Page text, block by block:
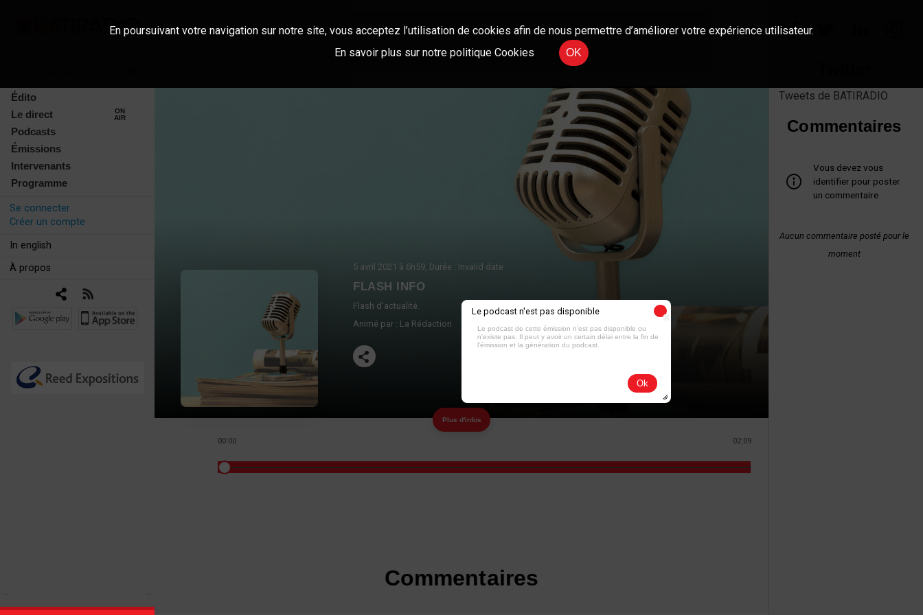
Édito
Le direct
ON
AIR
Podcasts
Émissions
Intervenants
Programme
Se connecter
Créer un compte
In english
À propos
5 avril 2021 à 6h59, Durée : Invalid date
FLASH INFO
Flash d'actualité.
Animé par : La Rédaction
Plus d'infos
00:00 02:09
Commentaires
Tweets de BATIRADIO
Commentaires
Vous devez vous
identifier pour poster
un commentaire
Aucun commentaire posté pour le
moment
En poursuivant votre navigation sur notre site, vous acceptez l’utilisation de cookies afin de nous permettre d’améliorer votre expérience utilisateur.
En savoir plus sur notre politique Cookies
OK
Le podcast n'est pas disponible
Le podcast de cette émission n'est pas disponible ou
n'existe pas. Il peut y avoir un certain délai entre la fin de
l'émission et la génération du podcast.
Ok